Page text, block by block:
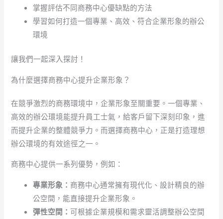
掌握評估不同商務中心優缺點的方法
學習如何打造一個專業、高效、符合企業形象的辦公
環境
讓我們一起深入探討！
為什麼選擇商務中心提升企業形象？
在競爭激烈的商務環境中，企業形象至關重要。一個專業、
高效的辦公環境能提升員工士氣，給客戶留下深刻印象，進
而提升企業的整體競爭力。而選擇商務中心，正是打造理想
辦公環境的有效途徑之一。
商務中心提供一系列優勢，例如：
專業形象： 商務中心通常擁有現代化、設計精良的辦
公空間，能直接提升企業形象。
彈性空間： 可根據企業規模和需求靈活調整辦公空間